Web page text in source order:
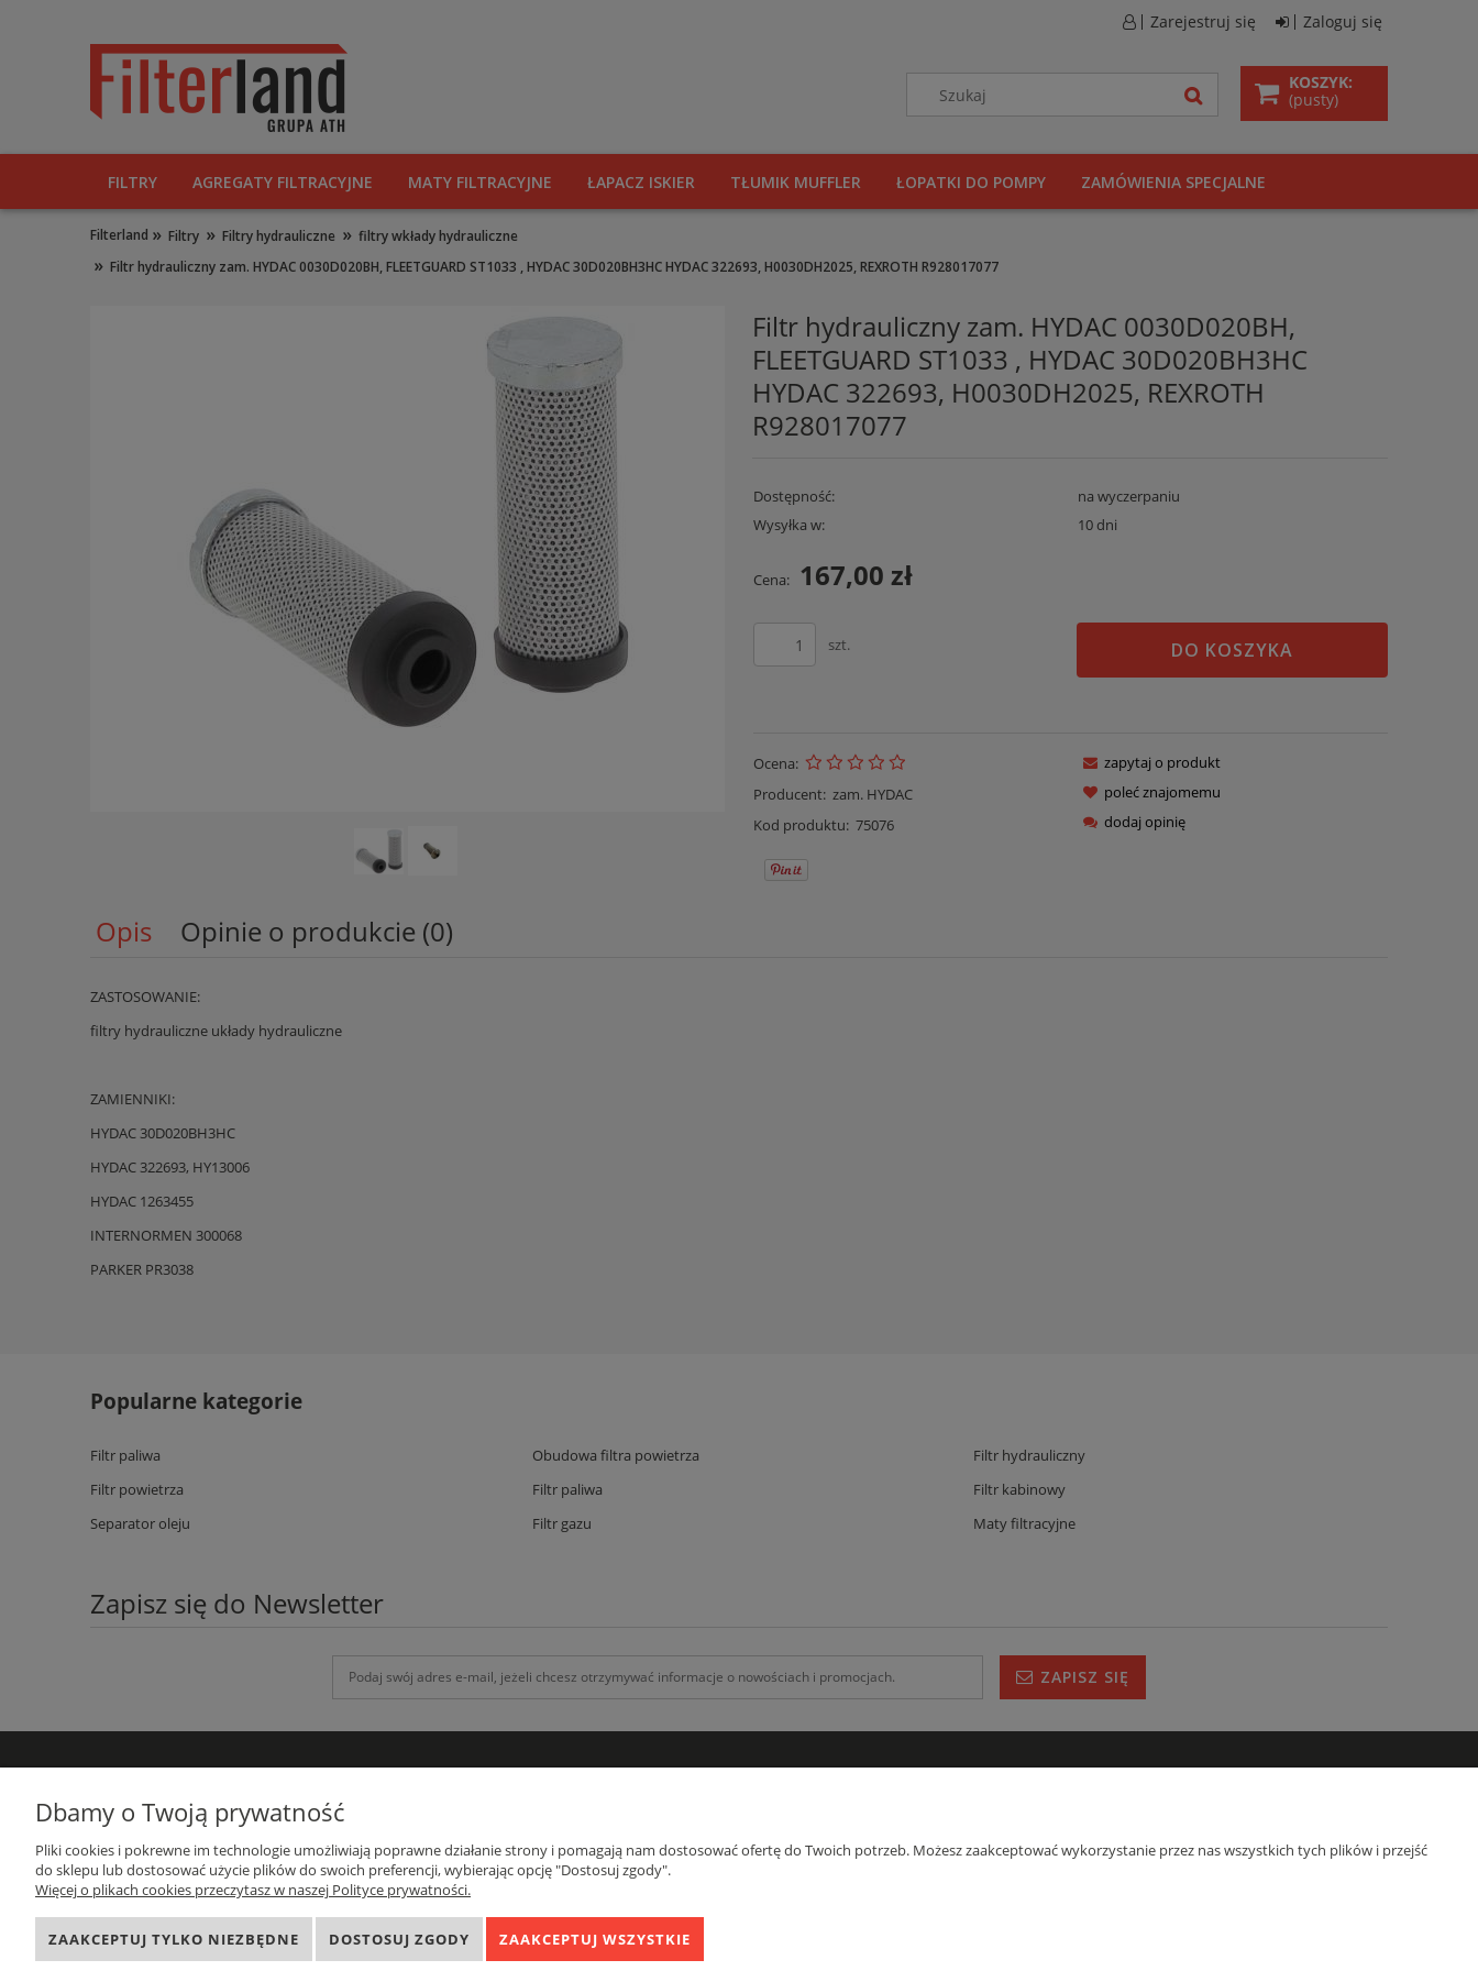
Zarejestruj się Zaloguj się
KOSZYK:
(pusty)
FILTRY AGREGATY FILTRACYJNE MATY FILTRACYJNE ŁAPACZ ISKIER TŁUMIK MUFFLER ŁOPATKI DO POMPY ZAMÓWIENIA SPECJALNE
Filterland » Filtry » Filtry hydrauliczne » filtry wkłady hydrauliczne
» Filtr hydrauliczny zam. HYDAC 0030D020BH, FLEETGUARD ST1033 , HYDAC 30D020BH3HC HYDAC 322693, H0030DH2025, REXROTH R928017077
Filtr hydrauliczny zam. HYDAC 0030D020BH,
FLEETGUARD ST1033 , HYDAC 30D020BH3HC
HYDAC 322693, H0030DH2025, REXROTH
R928017077
Dostępność:
na wyczerpaniu
Wysyłka w:
10 dni
Cena: 167,00 zł
szt. DO KOSZYKA
Ocena:
Producent: zam. HYDAC
Kod produktu: 75076
zapytaj o produkt
poleć znajomemu
dodaj opinię
Opis Opinie o produkcie (0)
ZASTOSOWANIE:
filtry hydrauliczne układy hydrauliczne
ZAMIENNIKI:
HYDAC 30D020BH3HC
HYDAC 322693, HY13006
HYDAC 1263455
INTERNORMEN 300068
PARKER PR3038
Popularne kategorie
Filtr paliwa
Filtr powietrza
Separator oleju
Obudowa filtra powietrza
Filtr paliwa
Filtr gazu
Filtr hydrauliczny
Filtr kabinowy
Maty filtracyjne
Zapisz się do Newsletter
ZAPISZ SIĘ
GRUPA-ATH
ul. Targowa 1A/4, 19-300 Ełk
woj. warmińsko-mazurskie
662 027 377
NIP: 8481549323
Zamówienia specjalne
Koszty Dostawy , Formy płatności
Blog
Dbamy o Twoją prywatność
Pliki cookies i pokrewne im technologie umożliwiają poprawne działanie strony i pomagają nam dostosować ofertę do Twoich potrzeb. Możesz zaakceptować wykorzystanie przez nas wszystkich tych plików i przejść
do sklepu lub dostosować użycie plików do swoich preferencji, wybierając opcję "Dostosuj zgody".
Więcej o plikach cookies przeczytasz w naszej Polityce prywatności.
ZAAKCEPTUJ TYLKO NIEZBĘDNE DOSTOSUJ ZGODY ZAAKCEPTUJ WSZYSTKIE